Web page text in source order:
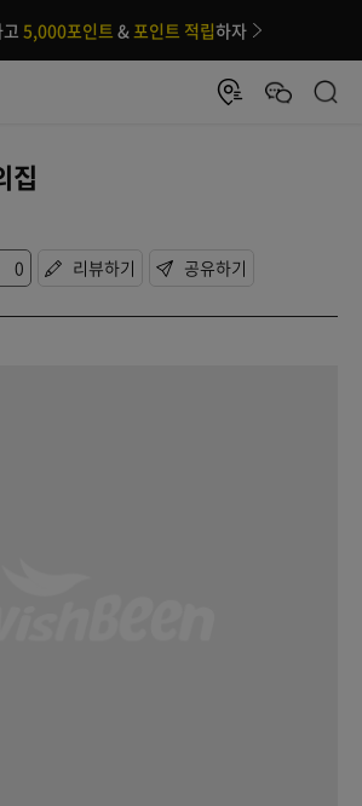
5,000포인트 &포인트 적립하자
집
0 리뷰하기 공유하기